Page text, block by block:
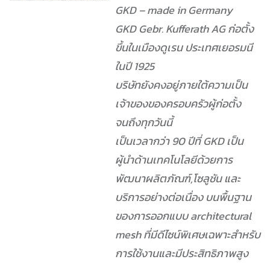
GKD – made in Germany
GKD Gebr. Kufferath AG ก่อตั้ง
ขึ้นในเมืองดูเรน ประเทศเยอรมนี
ในปี 1925
บริษัทยังคงอยู่ภายใต้ความเป็น
เจ้าของของครอบครัวผู้ก่อตั้ง
จนถึงทุกวันนี้
เป็นเวลากว่า 90 ปีที่ GKD เป็น
ผู้นำด้านเทคโนโลยีด้วยการ
พัฒนาผลิตภัณฑ์,โซลูชัน และ
บริการอย่างต่อเนื่อง บนพื้นฐาน
ของการออกแบบ architectural
mesh ที่มีดีไซน์พิเศษเฉพาะสำหรับ
การใช้งานและมีประสิทธิภาพสูง